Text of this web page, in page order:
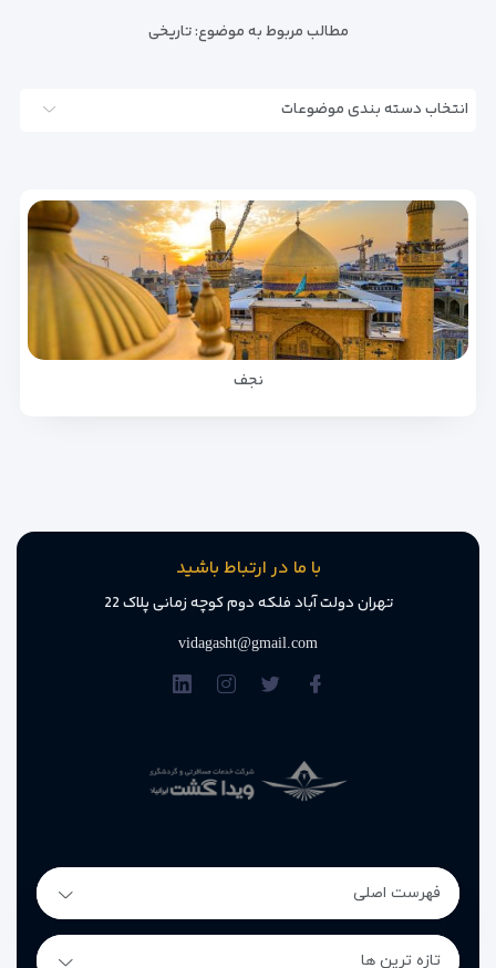
مطالب مربوط به موضوع:تاریخی
انتخاب دسته بندی موضوعات
نجف
با ما در ارتباط باشید
تهران دولت آباد فلکه دوم کوچه زمانی پلاک 22
vidagasht@gmail.com
فهرست اصلی
تازه ترین ها